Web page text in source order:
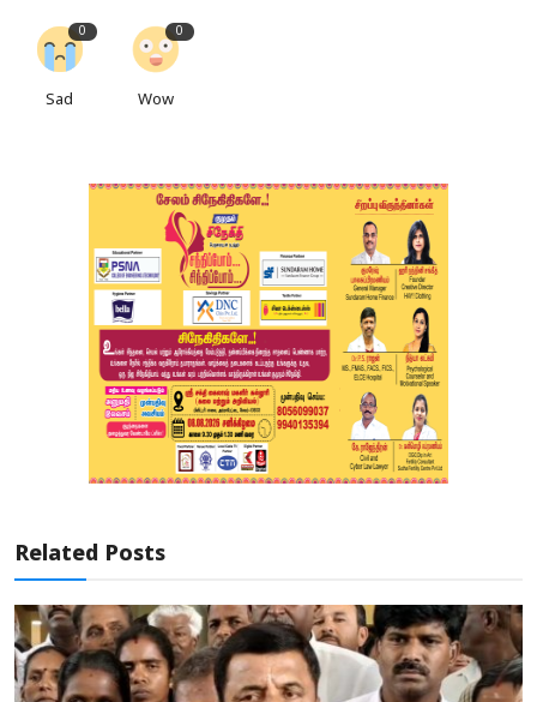
0
Sad
0
Wow
Related Posts